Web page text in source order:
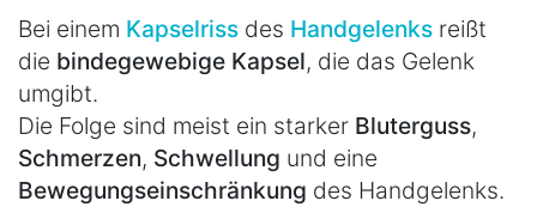
Bei einem Kapselriss des Handgelenks reißt
die bindegewebige Kapsel, die das Gelenk
umgibt.
Die Folge sind meist ein starker Bluterguss,
Schmerzen, Schwellung und eine
Bewegungseinschränkung des Handgelenks.